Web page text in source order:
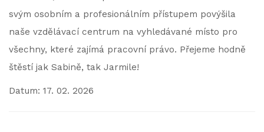
svým osobním a profesionálním přístupem povýšila
naše vzdělávací centrum na vyhledávané místo pro
všechny, které zajímá pracovní právo. Přejeme hodně
štěstí jak Sabině, tak Jarmile!
Datum: 17. 02. 2026